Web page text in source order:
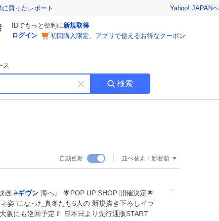
買ったレポート Yahoo! JAPAN
IDでもっと便利に新規取得
ログイン
初回購入限定、アプリで使えるお得なクーポン
ス
キ
ー
す
検索
自動更新 並べ替え： 新着順
画 #ギヴン 海へ』 🌟POP UP SHOP 開催決定🌟
"になった真冬たち6人の 新規描き下ろしイラ
阪にも巡回予定🚩 🛒本日より先行通販START